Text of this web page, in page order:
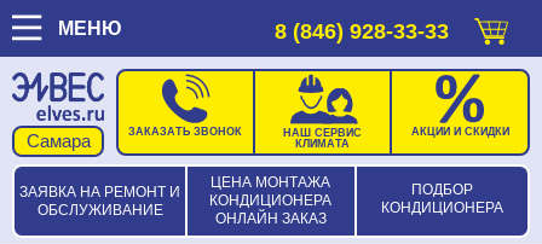
МЕНЮ 8 (846) 928-33-33
ЗАЯВКА НА РЕМОНТ И
ОБСЛУЖИВАНИЕ
ЦЕНА МОНТАЖА
КОНДИЦИОНЕРА
ОНЛАЙН ЗАКАЗ
ПОДБОР
КОНДИЦИОНЕРА
ЗАКАЗАТЬ ЗВОНОК
НАШ СЕРВИС
КЛИМАТА
АКЦИИ И СКИДКИ